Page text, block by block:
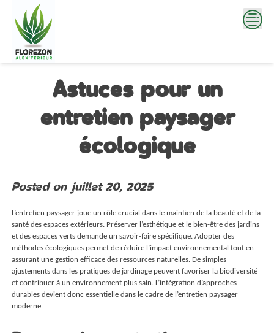
content
Astuces pour un
entretien paysager
écologique
Posted on juillet 20, 2025
L’entretien paysager joue un rôle crucial dans le maintien de la beauté et de la
santé des espaces extérieurs. Préserver l’esthétique et le bien-être des jardins
et des espaces verts demande un savoir-faire spécifique. Adopter des
méthodes écologiques permet de réduire l’impact environnemental tout en
assurant une gestion efficace des ressources naturelles. De simples
ajustements dans les pratiques de jardinage peuvent favoriser la biodiversité
et contribuer à un environnement plus sain. L’intégration d’approches
durables devient donc essentielle dans le cadre de l’entretien paysager
moderne.